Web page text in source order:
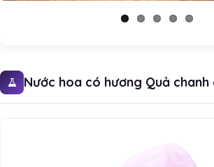
Nước hoa có hương Quả chanh